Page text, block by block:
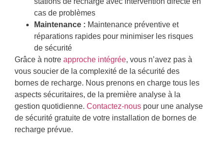
cas de problèmes
Maintenance : Maintenance préventive et
réparations rapides pour minimiser les risques
de sécurité
Grâce à notre approche intégrée, vous n’avez pas à
vous soucier de la complexité de la sécurité des
bornes de recharge. Nous prenons en charge tous les
aspects sécuritaires, de la première analyse à la
gestion quotidienne. Contactez-nous pour une analyse
de sécurité gratuite de votre installation de bornes de
recharge prévue.